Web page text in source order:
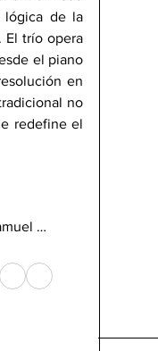
lógica de la
El trío opera
el piano
en
no
redefine el
Trio Libre: In his latest album, Samuel Torres explores the power of just three instruments